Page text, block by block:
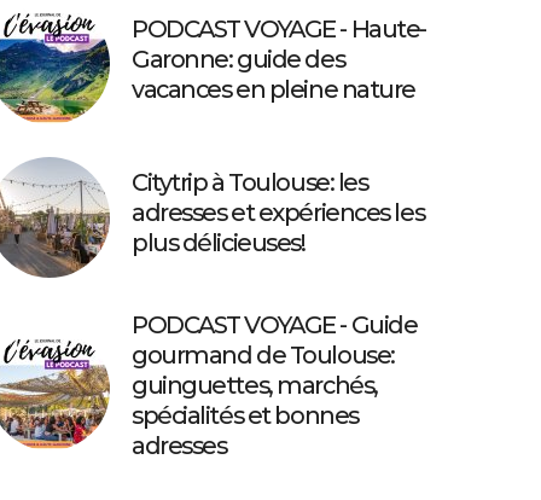
PODCAST VOYAGE - Haute-
Garonne: guide des
vacances en pleine nature
Citytrip à Toulouse: les
adresses et expériences les
plus délicieuses!
PODCAST VOYAGE - Guide
gourmand de Toulouse:
guinguettes, marchés,
spécialités et bonnes
adresses